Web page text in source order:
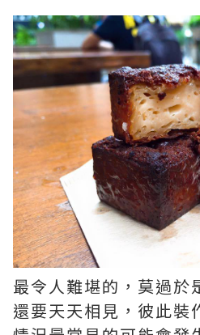
最令人難堪的，莫過於
還要天天相見，彼此裝